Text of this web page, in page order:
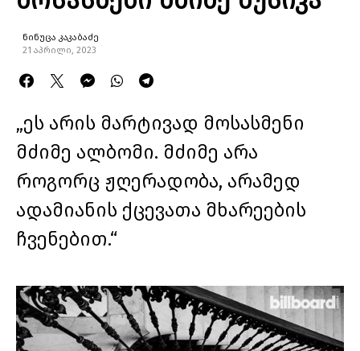
ნინუცა კაკაბაძე
21 აპრილი, 2023
„ეს არის მარტივად მოსასმენი
მძიმე ალბომი. მძიმე არა
როგორც ჟღერადობა, არამედ
ადამიანის ქცევათა მხარეების
ჩვენებით.“